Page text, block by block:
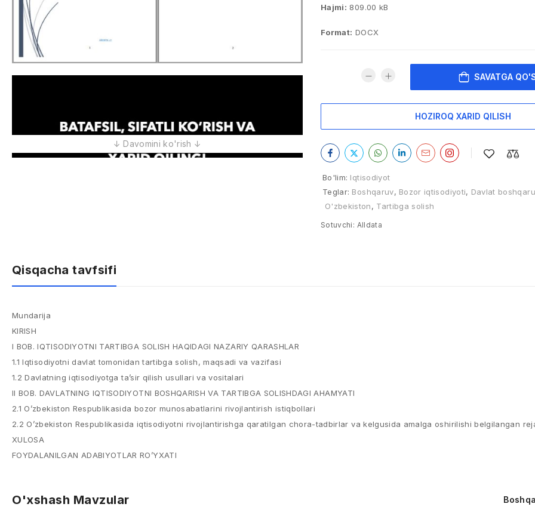
Hajmi: 809.00 kB
Format: DOCX
SAVATGA
HOZIROQ XARID QILISH
Bo'lim: Iqtisodiyot
Teglar: Boshqaruv, Bozor iqtisodiyoti, Davlat
O'zbekiston, Tartibga solish
Sotuvchi: Alldata
Qisqacha tavfsifi
Mundarija
KIRISH
I BOB. IQTISODIYOTNI TARTIBGA SOLISH HAQIDAGI NAZARIY QARASHLAR
1.1 Iqtisodiyotni davlat tomonidan tartibga solish, maqsadi va vazifasi
1.2 Davlatning iqtisodiyotga ta’sir qilish usullari va vositalari
II BOB. DAVLATNING IQTISODIYOTNI BOSHQARISH VA TARTIBGA SOLISHDAGI AHAMYATI
2.1 O’zbekiston Respublikasida bozor munosabatlarini rivojlantirish istiqbollari
2.2 O’zbekiston Respublikasida iqtisodiyotni rivojlantirishga qaratilgan chora-tadbirlar va kelgusida amalga oshirilishi belgilangan
XULOSA
FOYDALANILGAN ADABIYOTLAR RO’YXATI
O'xshash Mavzular